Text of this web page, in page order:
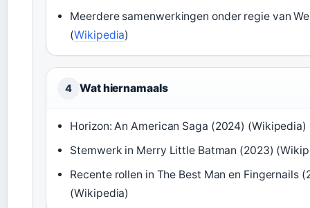
Meerdere samenwerkingen onder regie van
(Wikipedia)
4 Wat hiernamaals
Horizon: An American Saga (2024) (Wikipedia)
Stemwerk in Merry Little Batman (2023)
Recente rollen in The Best Man en Fingernails
(Wikipedia)